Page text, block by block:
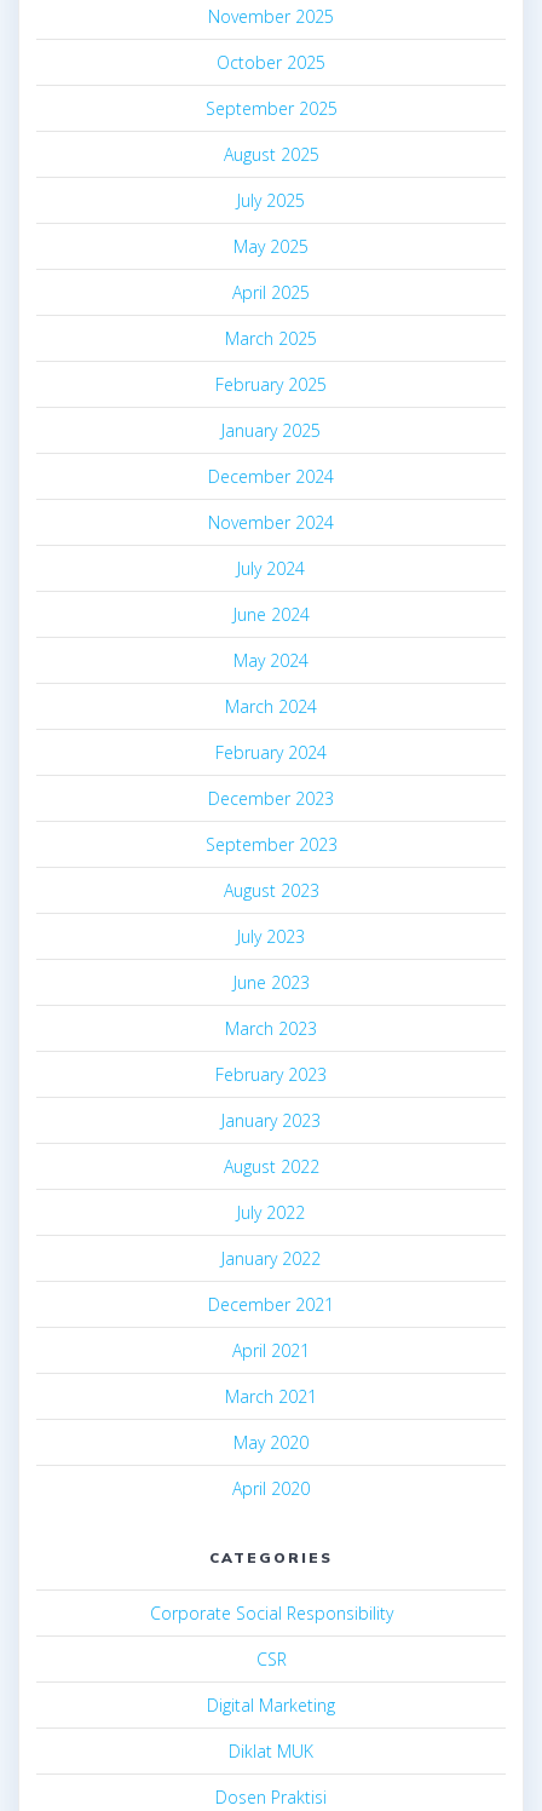
November 2025
October 2025
September 2025
August 2025
July 2025
May 2025
April 2025
March 2025
February 2025
January 2025
December 2024
November 2024
July 2024
June 2024
May 2024
March 2024
February 2024
December 2023
September 2023
August 2023
July 2023
June 2023
March 2023
February 2023
January 2023
August 2022
July 2022
January 2022
December 2021
April 2021
March 2021
May 2020
April 2020
CATEGORIES
Corporate Social Responsibility
CSR
Digital Marketing
Diklat MUK
Dosen Praktisi